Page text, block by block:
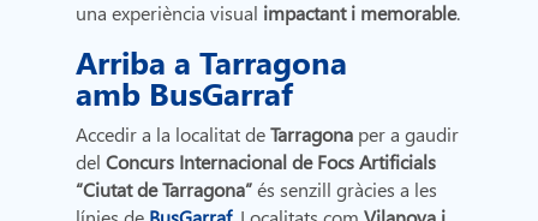
una experiència visual impactant i memorable.
Arriba a Tarragona
amb BusGarraf
Accedir a la localitat deTarragona per a gaudir
delConcurs Internacional de Focs Artificials
“Ciutat de Tarragona”és senzill gràcies a les